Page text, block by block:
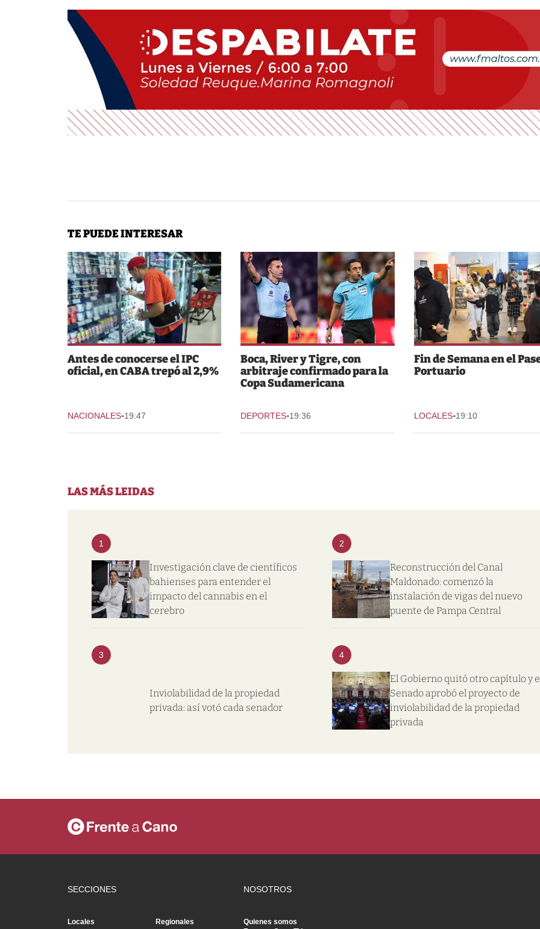
TE PUEDE INTERESAR
Antes de conocerse el IPC
oficial, en CABA trepó al 2,9%
NACIONALES-19:47
Boca, River y Tigre, con
arbitraje confirmado para la
Copa Sudamericana
DEPORTES-19:36
Fin de Semana en el
Portuario
LOCALES-19:10
LAS MÁS LEIDAS
1
Investigación clave de científicos
bahienses para entender el
impacto del cannabis en el
cerebro
2
Reconstrucción del Canal
Maldonado: comenzó la
instalación de vigas del nuevo
puente de Pampa Central
3
Inviolabilidad de la propiedad
privada: así votó cada senador
4
El Gobierno quitó otro capítulo y
Senado aprobó el proyecto de
inviolabilidad de la propiedad
privada
SECCIONES
Locales Regionales
NOSOTROS
Quienes somos